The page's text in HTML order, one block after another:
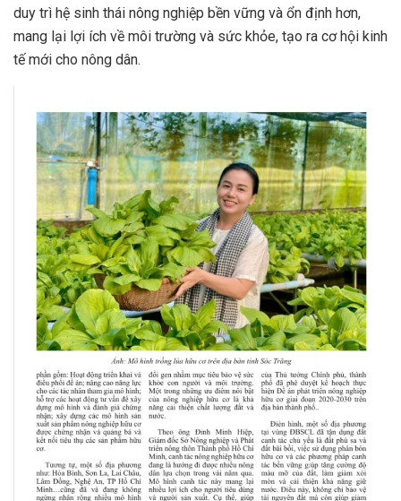
duy trì hệ sinh thái nông nghiệp bền vững và ổn định hơn,
mang lại lợi ích về môi trường và sức khỏe, tạo ra cơ hội kinh
tế mới cho nông dân.